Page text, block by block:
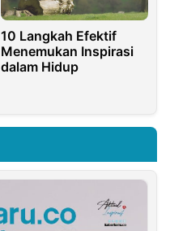
10 Langkah Efektif
Menemukan Inspirasi
dalam Hidup